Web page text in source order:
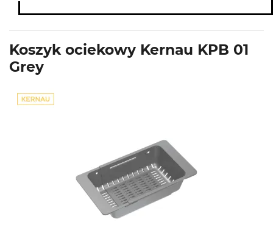
Koszyk ociekowy Kernau KPB 01
Grey